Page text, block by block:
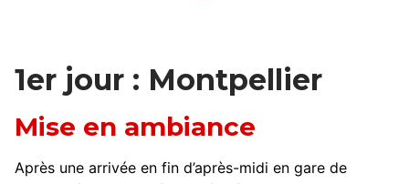
1er jour : Montpellier
Mise en ambiance
Après une arrivée en fin d’après-midi en gare de